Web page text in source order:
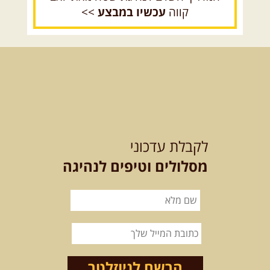
15.08.2026 שבת- חדש! נופי
הגליל ונחל צלמון
נצא מצומת גולנו למסע שטח מרתק
האם אתם מחפשים חוויה מיוחדת
בטבע? מחפשים חוויה שתעניק לכם ...
לכל הטיולים
קווה עכשיו במבצע >>
לקבלת עדכוני
מסלולים וטיפים לנהיגה